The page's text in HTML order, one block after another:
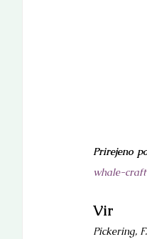
Prirejeno
whale-
Vir
Pickering,